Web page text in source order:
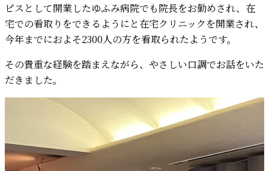
ピスとして開業したゆふみ病院でも院長をお勤めされ、在
宅での看取りをできるようにと在宅クリニックを開業され、
今年までにおよそ2300人の方を看取られたようです。
その貴重な経験を踏まえながら、やさしい口調でお話をいた
だきました。